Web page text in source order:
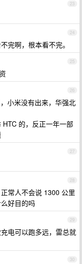
23
24
完啊，根本看不完。
25
26
小米没有出来，华强北
的，反正一年一部
27
28
常人不会说 1300 公里
好目的吗
29
电可以跑多远，雷总就
30